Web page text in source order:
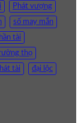
Phát vượng
số may mắn
tài
thọ
tài đại lộc